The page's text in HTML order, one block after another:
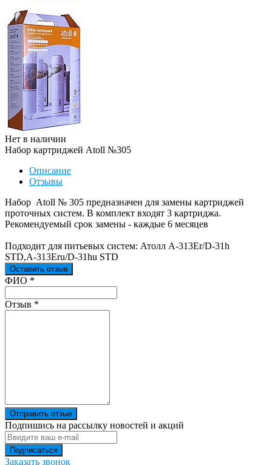
Нет в наличии
Набор картриджей Atoll №305
Описание
Отзывы
Набор Atoll № 305 предназначен для замены картриджей
проточных систем. В комплект входят 3 картриджа.
Рекомендуемый срок замены - каждые 6 месяцев
Подходит для питьевых систем: Атолл А-313Er/D-31h
STD,А-313Eru/D-31hu STD
Оставить отзыв
Ваш отзыв был отправлен!
ФИО *
Отзыв *
Отправить отзыв
Подпишись на рассылку новостей и акций
Заказать звонок